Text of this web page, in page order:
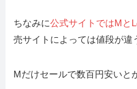
ちなみに公式サイトではMと
売サイトによっては値段が違
Mだけセールで数百円安いと